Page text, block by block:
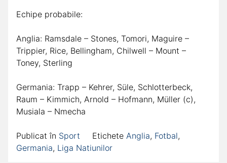
Echipe probabile:
Anglia: Ramsdale – Stones, Tomori, Maguire –
Trippier, Rice, Bellingham, Chilwell – Mount –
Toney, Sterling
Germania: Trapp – Kehrer, Süle, Schlotterbeck,
Raum – Kimmich, Arnold – Hofmann, Müller (c),
Musiala – Nmecha
Publicat în Sport Etichete Anglia, Fotbal,
Germania, Liga Natiunilor